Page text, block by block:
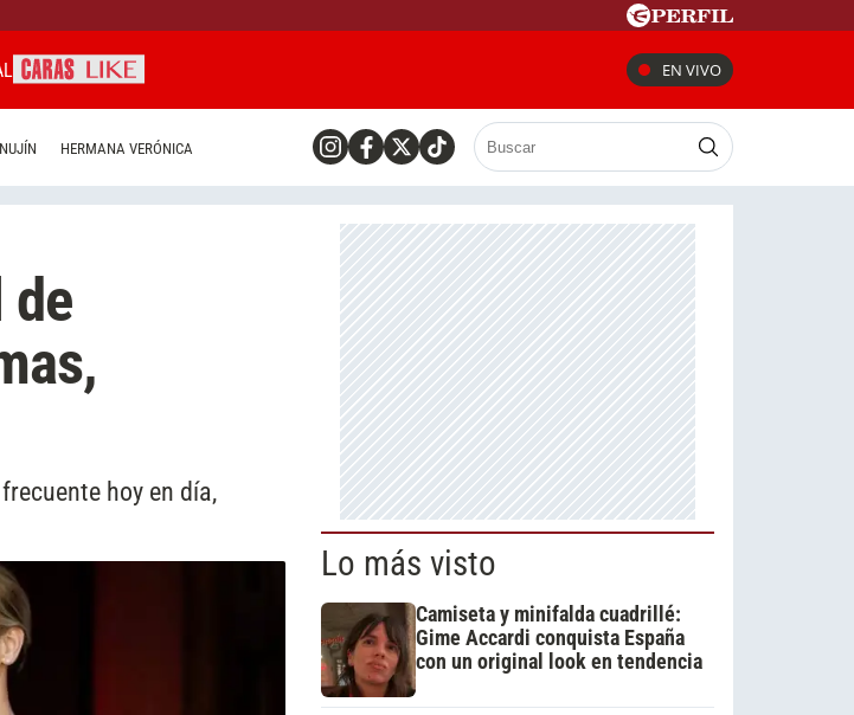
EN VIVO
HERMANA VERÓNICA
de
hoy en día,
Lo más visto
Camiseta y minifalda cuadrillé:
Gime Accardi conquista España
con un original look en tendencia